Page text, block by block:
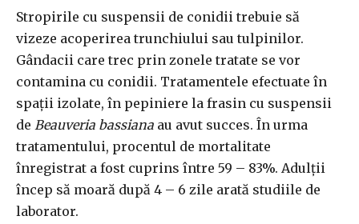
Stropirile cu suspensii de conidii trebuie să
vizeze acoperirea trunchiului sau tulpinilor.
Gândacii care trec prin zonele tratate se vor
contamina cu conidii. Tratamentele efectuate în
spații izolate, în pepiniere la frasin cu suspensii
de Beauveria bassiana au avut succes. În urma
tratamentului, procentul de mortalitate
înregistrat a fost cuprins între 59 – 83%. Adulții
încep să moară după 4 – 6 zile arată studiile de
laborator.